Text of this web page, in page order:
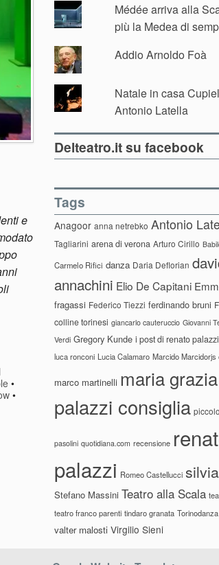
e
•
•
Médée arriva alla
più la Medea di
Addio Arnoldo Foà
Natale in casa
Antonio Latella
Delteatro.it su facebook
Tags
Anagoor anna netrebko Antonio
Tagliarini arena di verona Arturo Cirillo
Carmelo Rifici danza Daria Deflorian
annachini Elio De Capitani
fragassi Federico Tiezzi ferdinando bruni
colline torinesi giancarlo cauteruccio Giovanni
Verdi Gregory Kunde i post di renato palazzi
luca ronconi Lucia Calamaro Marcido
marco martinelli maria
palazzi consiglia
pasolini quotidiana.com recensione
palazzi Romeo Castellucci
Stefano Massini Teatro alla Scala
teatro franco parenti tindaro granata Torinodanza
valter malosti Virgilio Sieni